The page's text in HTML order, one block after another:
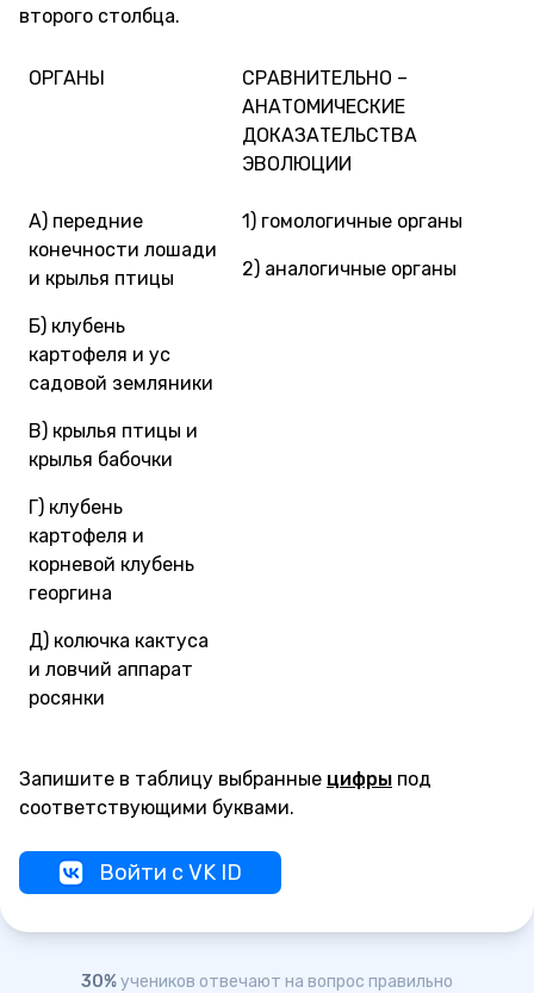
второго столбца.
ОРГАНЫ
СРАВНИТЕЛЬНО –
АНАТОМИЧЕСКИЕ
ДОКАЗАТЕЛЬСТВА
ЭВОЛЮЦИИ
A) передние
конечности лошади
и крылья птицы
Б) клубень
картофеля и ус
садовой земляники
B) крылья птицы и
крылья бабочки
Г) клубень
картофеля и
корневой клубень
георгина
Д) колючка кактуса
и ловчий аппарат
росянки
1) гомологичные органы
2) аналогичные органы
Запишите в таблицу выбранные цифры под
соответствующими буквами.
Войти с VK ID
30%учеников отвечают на вопрос правильно